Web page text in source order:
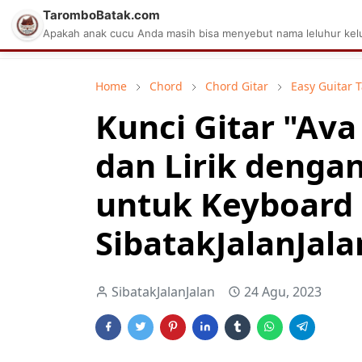
Matius Celcius Sinaga Aplikasi
Home Chord Chord Gitar Easy Guitar
Kunci Gitar
dan Lirik
untuk Keyboard
SibatakJalanJalan 24 Agu, 2023
TaromboBatak.com
Apakah anak cucu Anda masih bisa menyebut nama leluhur